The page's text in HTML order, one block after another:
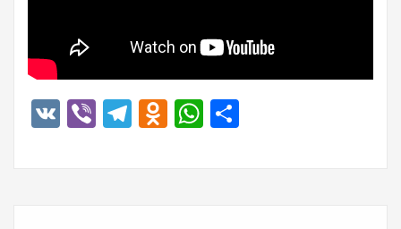
VK ViberTelegram
Odnoklassniki
WhatsApp